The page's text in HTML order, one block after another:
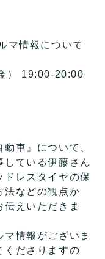
マ情報について
） 19:00-20:00
車』について、
している伊藤さん
ドレスタイヤの保
法などの観点か
えいただきま
情報がございま
くださりますの